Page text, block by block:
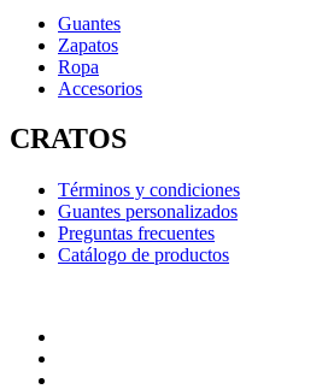
Guantes
Zapatos
Ropa
Accesorios
CRATOS
Términos y condiciones
Guantes personalizados
Preguntas frecuentes
Catálogo de productos